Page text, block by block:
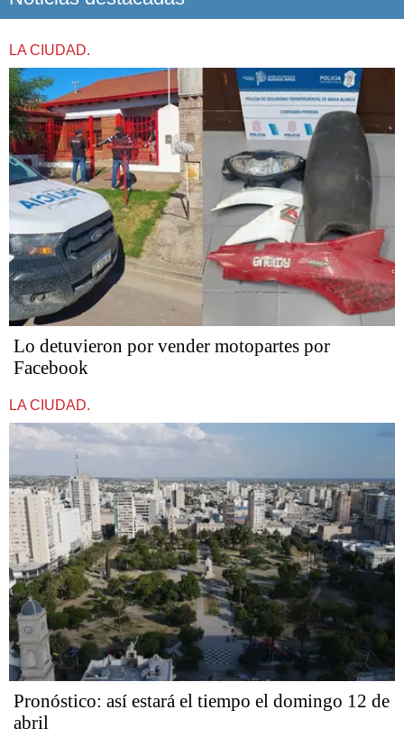
LA CIUDAD.
Lo detuvieron por vender motopartes por
Facebook
LA CIUDAD.
Pronóstico: así estará el tiempo el domingo 12 de
abril